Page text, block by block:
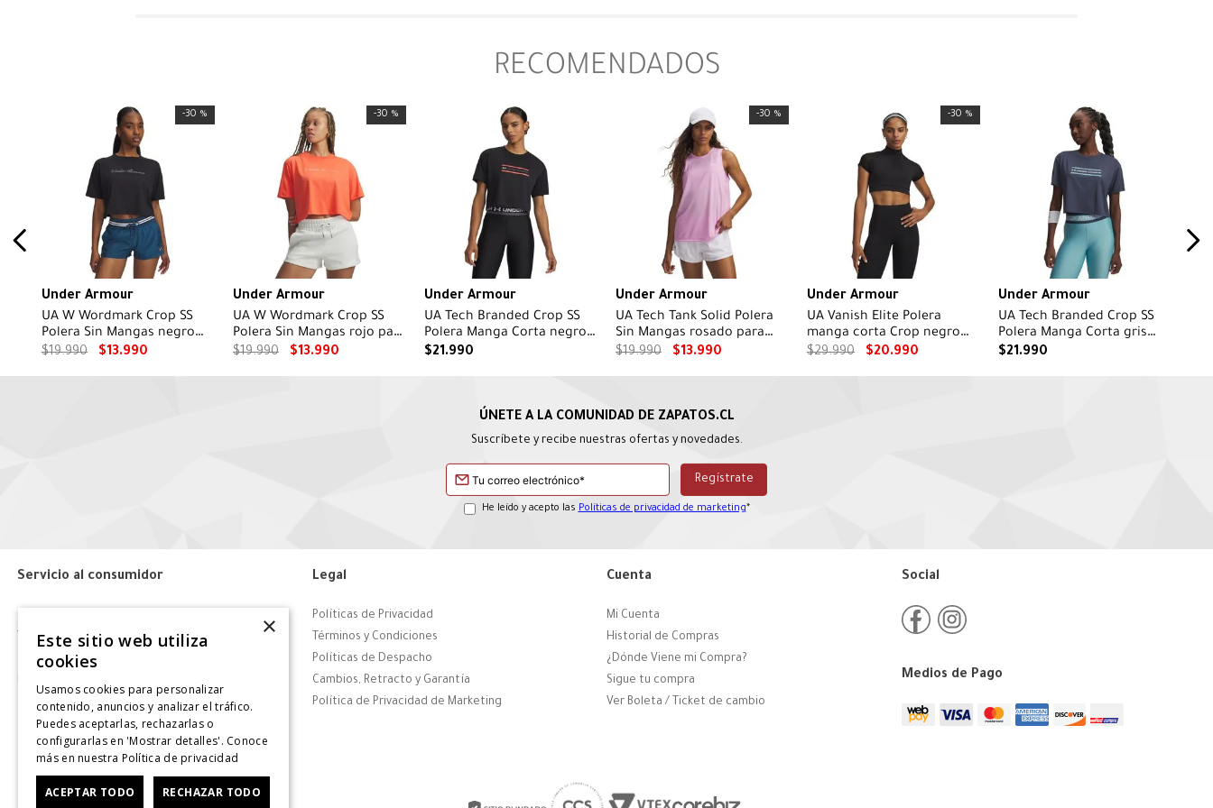
RECOMENDADOS
-30 %
Under Armour
UA W Wordmark Crop SS
Polera Sin Mangas negro
para mujer
$19.990 $13.990
-30 %
Under Armour
UA W Wordmark Crop SS
Polera Sin Mangas rojo para
mujer
$19.990 $13.990
Under Armour
UA Tech Branded Crop SS
Polera Manga Corta negro
para mujer
$21.990
-30 %
Under Armour
UA Tech Tank Solid Polera
Sin Mangas rosado para
mujer
$19.990 $13.990
-30 %
Under Armour
UA Vanish Elite Polera
manga corta Crop negro
para mujer
$29.990 $20.990
Under Armour
UA Tech Branded Crop SS
Polera Manga Corta gris
para mujer
$21.990
Suscríbete y recibe nuestras ofertas y novedades.
He leído y acepto las Políticas de privacidad de marketing*
Servicio al consumidor
Tiendas
Contáctanos
Giftcard
Solicitar Factura
CyberDay
Legal
Políticas de Privacidad
Términos y Condiciones
Políticas de Despacho
Cambios, Retracto y Garantía
Política de Privacidad de Marketing
Cuenta
Mi Cuenta
Historial de Compras
¿Dónde Viene mi Compra?
Sigue tu compra
Ver Boleta / Ticket de cambio
Social
Medios de Pago
×
Este sitio web utiliza
cookies
Usamos cookies para personalizar
contenido, anuncios y analizar el tráfico.
Puedes aceptarlas, rechazarlas o
configurarlas en 'Mostrar detalles'. Conoce
más en nuestra Política de privacidad
ACEPTAR TODO RECHAZAR TODO